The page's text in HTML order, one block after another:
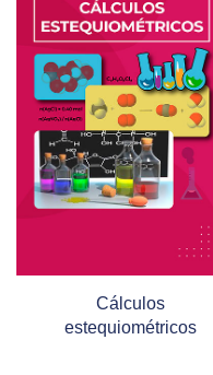
Cálculos
estequiométricos